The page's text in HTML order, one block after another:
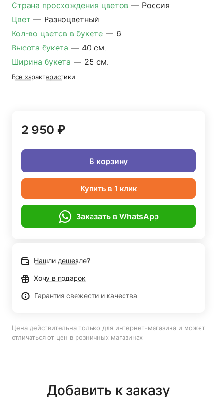
Страна просхождения цветов — Россия
Цвет — Разноцветный
Кол-во цветов в букете — 6
Высота букета — 40 см.
Ширина букета — 25 см.
Все характеристики
2 950 ₽
В корзину
Купить в 1 клик
Заказать в WhatsApp
Нашли дешевле?
Хочу в подарок
Гарантия свежести и качества
Цена действительна только для интернет-магазина и может
отличаться от цен в розничных магазинах
Добавить к заказу